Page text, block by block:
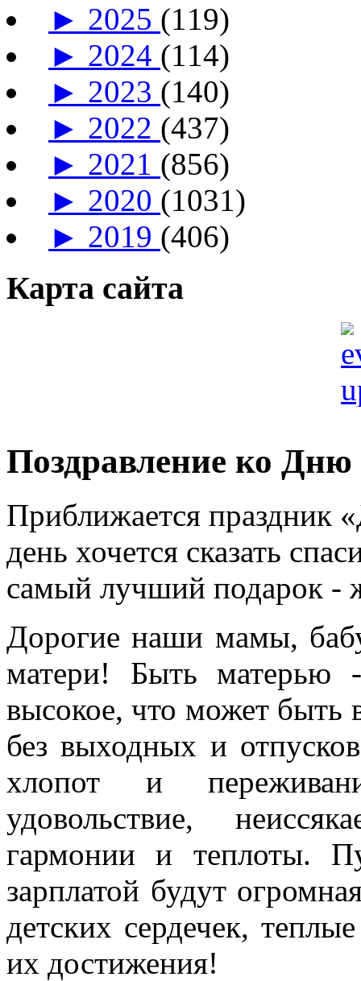
► 2025 (119)
► 2024 (114)
► 2023 (140)
► 2022 (437)
► 2021 (856)
► 2020 (1031)
► 2019 (406)
Карта сайта
Поздравление ко Дню
Приближается праздник
день хочется сказать
самый лучший подарок -
Дорогие наши мамы,
матери! Быть матерью
высокое, что может быть
без выходных и
хлопот и
удовольствие,
гармонии и теплоты.
зарплатой будут
детских сердечек,
их достижения!